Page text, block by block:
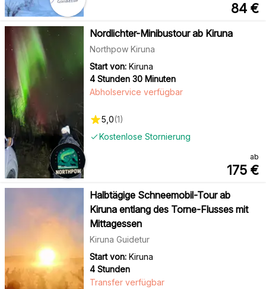
84 €
Nordlichter-Minibustour ab Kiruna
Northpow Kiruna
Start von: Kiruna
4 Stunden 30 Minuten
Kostenlose Stornierung
Abholservice verfügbar
5,0(1)
ab
175 €
Halbtägige Schneemobil-Tour ab
Kiruna entlang des Torne-Flusses mit
Mittagessen
Kiruna Guidetur
Start von: Kiruna
4 Stunden
Transfer verfügbar